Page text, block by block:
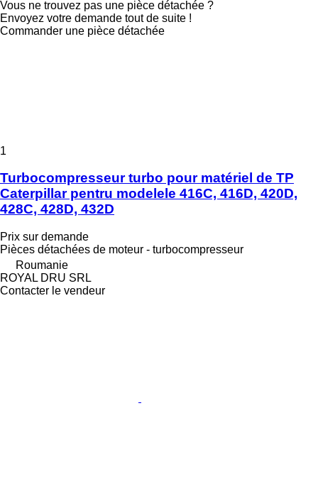
Vous ne trouvez pas une pièce détachée ?
Envoyez votre demande tout de suite !
Commander une pièce détachée
1
Turbocompresseur turbo pour matériel de TP
Caterpillar pentru modelele 416C, 416D, 420D,
428C, 428D, 432D
Prix sur demande
Pièces détachées de moteur - turbocompresseur
Roumanie
ROYAL DRU SRL
Contacter le vendeur